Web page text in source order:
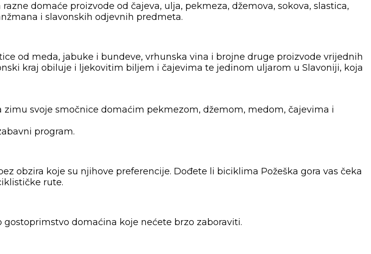
domaće proizvode od čajeva, ulja, pekmeza, džemova, sokova, slastica,
i slavonskih odjevnih predmeta.
od meda, jabuke i bundeve, vrhunska vina i brojne druge proizvode vrijednih
kraj obiluje i ljekovitim biljem i čajevima te jedinom uljarom u Slavoniji, koja
svoje smočnice domaćim pekmezom, džemom, medom, čajevima i
program.
obzira koje su njihove preferencije. Dođete li biciklima Požeška gora vas čeka
rute.
gostoprimstvo domaćina koje nećete brzo zaboraviti.